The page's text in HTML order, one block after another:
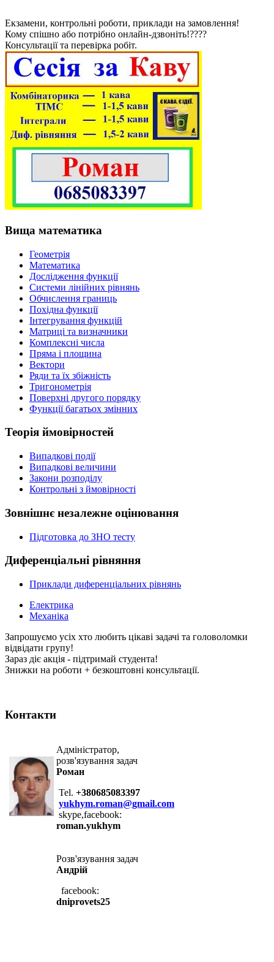
Екзамени, контрольні роботи, приклади на замовлення!
Кому спішно або потрібно онлайн-дзвоніть!????
Консультації та перевірка робіт.
Вища математика
Геометрія
Математика
Дослідження функції
Системи лінійних рівнянь
Обчислення границь
Похідна функції
Інтегрування функцій
Матриці та визначники
Комплексні числа
Пряма і площина
Вектори
Ряди та їх збіжність
Тригонометрія
Поверхні другого порядку
Функції багатьох змінних
Теорія ймовірностей
Випадкові події
Випадкові величини
Закони розподілу
Контрольні з ймовірності
Зовнішнє незалежне оцінювання
Підготовка до ЗНО тесту
Диференціальні рівняння
Приклади диференціальних рівнянь
Електрика
Механіка
Запрошуємо усіх хто любить цікаві задачі та головоломки
відвідати групу!
Зараз діє акція - підтримай студента!
Знижки на роботи + безкоштовні консультації.
Контакти
Адміністратор,
розв'язування задач
Роман
Tel. +380685083397
yukhym.roman@gmail.com
skype,facebook:
roman.yukhym
Розв'язування задач
Андрій
facebook:
dniprovets25